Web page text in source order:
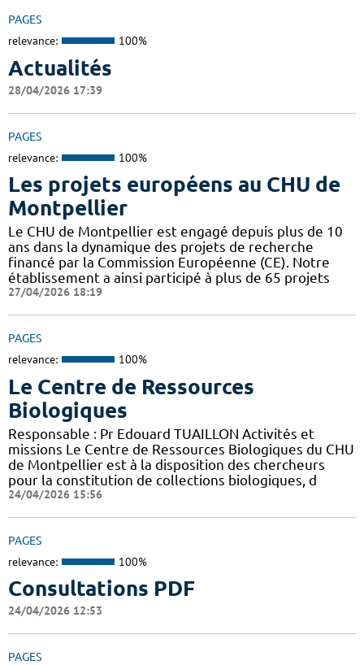
PAGES
relevance: 100%
Actualités
28/04/2026 17:39
PAGES
relevance: 100%
Les projets européens au CHU de
Montpellier
Le CHU de Montpellier est engagé depuis plus de 10
ans dans la dynamique des projets de recherche
financé par la Commission Européenne (CE). Notre
établissement a ainsi participé à plus de 65 projets
27/04/2026 18:19
PAGES
relevance: 100%
Le Centre de Ressources
Biologiques
Responsable : Pr Edouard TUAILLON Activités et
missions Le Centre de Ressources Biologiques du CHU
de Montpellier est à la disposition des chercheurs
pour la constitution de collections biologiques, d
24/04/2026 15:56
PAGES
relevance: 100%
Consultations PDF
24/04/2026 12:53
PAGES